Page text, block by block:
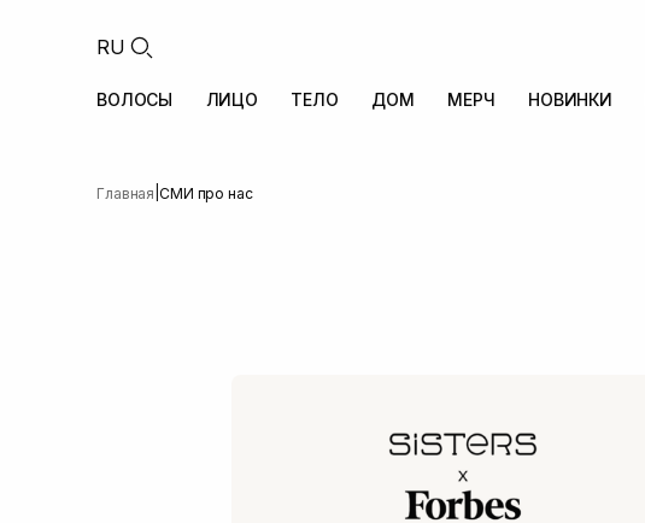
RU
ВОЛОСЫ ЛИЦО ТЕЛО ДОМ МЕРЧ НОВИНКИ
Главная |СМИ про нас